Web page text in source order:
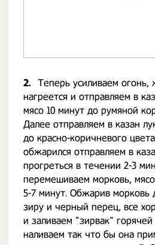
2. Теперь усиливаем огонь,
нагреется и отправляем в
мясо 10 минут до румяной
Далее отправляем в казан
до красно-коричневого
обжарился отправляем в
прогреться в течении 2-3
перемешиваем морковь,
5-7 минут. Обжарив морковь
зиру и черный перец, все
и заливаем "зирвак"
наливаем так что бы она